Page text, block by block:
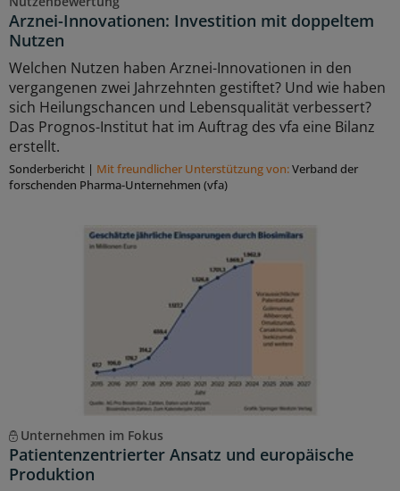
Arznei-Innovationen: Investition mit doppeltem
Nutzen
Welchen Nutzen haben Arznei-Innovationen in den
vergangenen zwei Jahrzehnten gestiftet? Und wie haben
sich Heilungschancen und Lebensqualität verbessert?
Das Prognos-Institut hat im Auftrag des vfa eine Bilanz
erstellt.
Sonderbericht | Mit freundlicher Unterstützung von:Verband der
forschenden Pharma-Unternehmen (vfa)
Unternehmen im Fokus
Patientenzentrierter Ansatz und europäische
Produktion